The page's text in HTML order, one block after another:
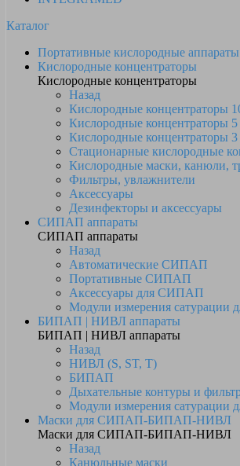
Каталог
Портативные кислородные аппараты
Кислородные концентраторы
Кислородные концентраторы
Назад
Кислородные концентраторы
Кислородные концентраторы 5
Кислородные концентраторы 3
Стационарные кислородные
Кислородные маски, канюли,
Фильтры, увлажнители
Аксессуары
Дезинфекторы и аксессуары
СИПАП аппараты
СИПАП аппараты
Назад
Автоматические СИПАП
Портативные СИПАП
Аксессуары для СИПАП
Модули измерения сатурации
БИПАП | НИВЛ аппараты
БИПАП | НИВЛ аппараты
Назад
НИВЛ (S, ST, T)
БИПАП
Дыхательные контуры и
Модули измерения сатурации
Маски для СИПАП-БИПАП-НИВЛ
Маски для СИПАП-БИПАП-НИВЛ
Назад
Канюльные маски